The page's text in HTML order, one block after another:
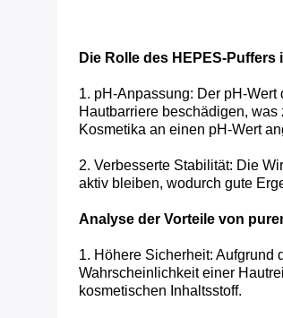
Die Rolle des HEPES-
1. pH-Anpassung: Der pH-
Hautbarriere beschädigen,
Kosmetika an einen pH-Wert
2. Verbesserte Stabilität: Die
aktiv bleiben, wodurch gute
Analyse der Vorteile von
1. Höhere Sicherheit: Aufgrund
Wahrscheinlichkeit einer
kosmetischen Inhaltsstoff.